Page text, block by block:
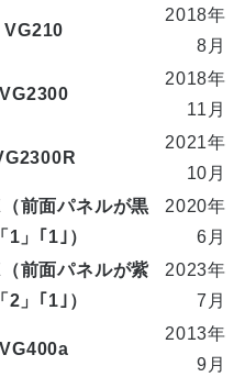
2018年
8月
2018年
11月
2021年
10月
前面パネルが黒
」｢1｣）
2020年
6月
前面パネルが紫
」｢1｣）
2023年
7月
2013年
9月